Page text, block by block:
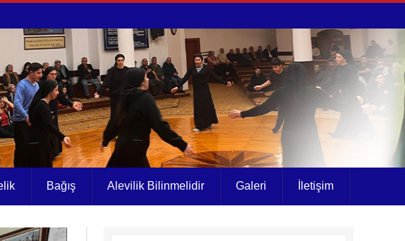
Bağış Alevilik Bilinmelidir Galeri İletişim